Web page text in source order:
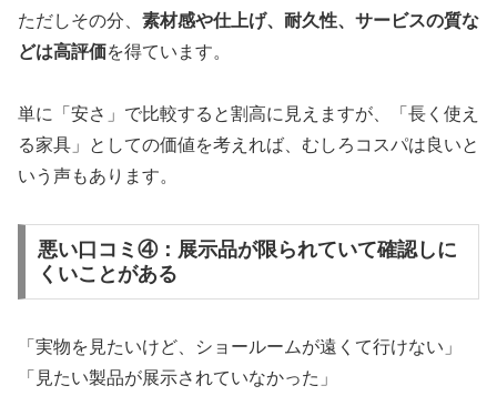
ただしその分、 素材感や仕上げ、耐久性、サービスの質な
どは高評価を得ています。
単に「安さ」で比較すると割高に見えますが、「長く使え
る家具」としての価値を考えれば、むしろコスパは良いと
いう声もあります。
悪い口コミ④：展示品が限られていて確認しに
くいことがある
「実物を見たいけど、ショールームが遠くて行けない」
「見たい製品が展示されていなかった」